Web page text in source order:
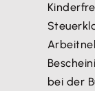
bei der